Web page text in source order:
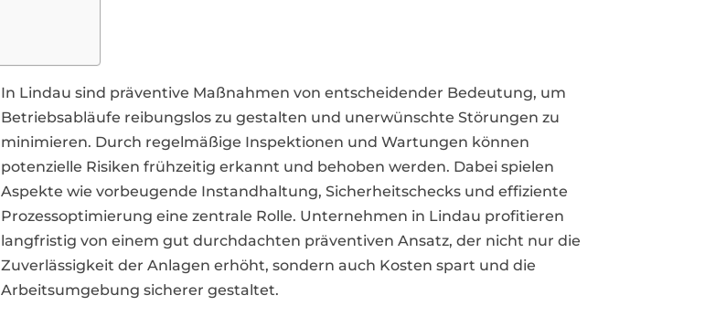
In Lindau sind präventive Maßnahmen von entscheidender Bedeutung, um
Betriebsabläufe reibungslos zu gestalten und unerwünschte Störungen zu
minimieren. Durch regelmäßige Inspektionen und Wartungen können
potenzielle Risiken frühzeitig erkannt und behoben werden. Dabei spielen
Aspekte wie vorbeugende Instandhaltung, Sicherheitschecks und effiziente
Prozessoptimierung eine zentrale Rolle. Unternehmen in Lindau profitieren
langfristig von einem gut durchdachten präventiven Ansatz, der nicht nur die
Zuverlässigkeit der Anlagen erhöht, sondern auch Kosten spart und die
Arbeitsumgebung sicherer gestaltet.